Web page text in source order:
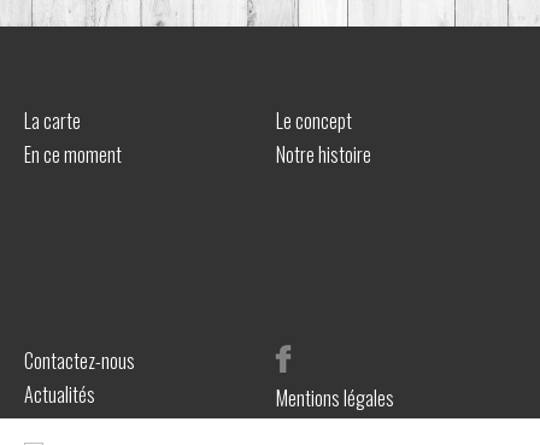
La carte
En ce moment
Le concept
Notre histoire
Contactez-nous
Actualités
Mentions légales